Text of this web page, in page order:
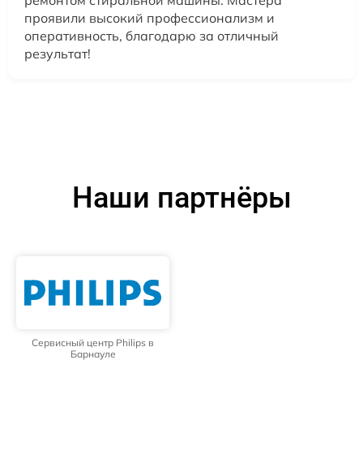
проявили высокий профессионализм и
оперативность, благодарю за отличный
результат!
Наши партнёры
Сервисный центр Philips в
Барнауле